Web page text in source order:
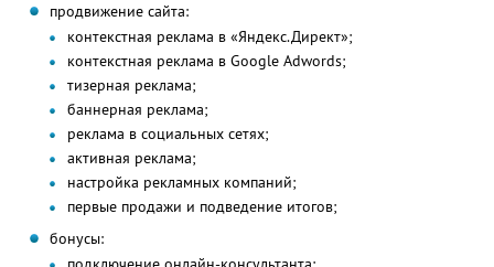
продвижение сайта:
контекстная реклама в «Яндекс.Директ»;
контекстная реклама в Google Adwords;
тизерная реклама;
баннерная реклама;
реклама в социальных сетях;
активная реклама;
настройка рекламных компаний;
первые продажи и подведение итогов;
бонусы: